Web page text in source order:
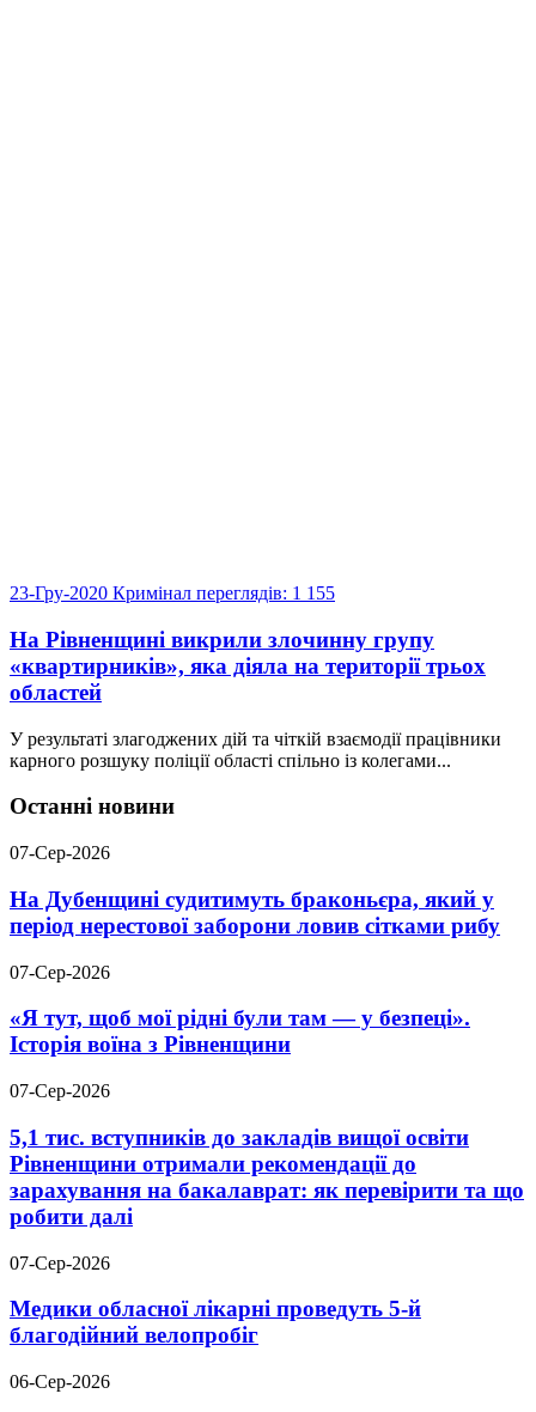
23-Гру-2020 Кримінал переглядів: 1 155
На Рівненщині викрили злочинну групу
«квартирників», яка діяла на території трьох
областей
У результаті злагоджених дій та чіткій взаємодії працівники
карного розшуку поліції області спільно із колегами...
Останні новини
07-Сер-2026
На Дубенщині судитимуть браконьєра, який у
період нерестової заборони ловив сітками рибу
07-Сер-2026
«Я тут, щоб мої рідні були там — у безпеці».
Історія воїна з Рівненщини
07-Сер-2026
5,1 тис. вступників до закладів вищої освіти
Рівненщини отримали рекомендації до
зарахування на бакалаврат: як перевірити та що
робити далі
07-Сер-2026
Медики обласної лікарні проведуть 5-й
благодійний велопробіг
06-Сер-2026